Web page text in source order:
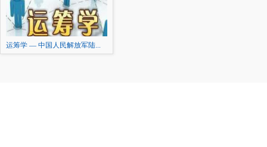
运筹学 — 中国人民解放军陆...